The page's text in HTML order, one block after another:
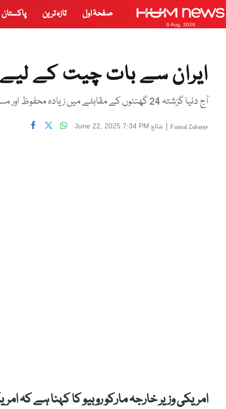
6 Aug, 2026
صفحۂ اول تازہ ترین پاکستان
ایران سے بات چیت کے لیے
آج دنیا گزشتہ 24 گھنٹوں کے مقابلے میں زیادہ محفوظ اور مستحکم ہے،مارکو روبیو
Faisal Zaheer
| شائع June 22, 2025 7:34 PM
امریکی وزیر خارجہ مارکو روبیو کا کہنا ہے